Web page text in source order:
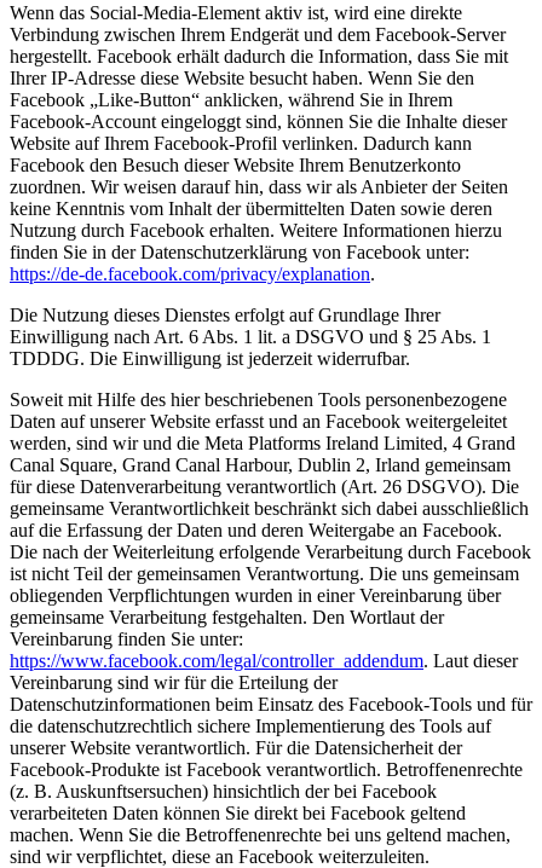
Wenn das Social-Media-Element aktiv ist, wird eine direkte
Verbindung zwischen Ihrem Endgerät und dem Facebook-Server
hergestellt. Facebook erhält dadurch die Information, dass Sie mit
Ihrer IP-Adresse diese Website besucht haben. Wenn Sie den
Facebook „Like-Button“ anklicken, während Sie in Ihrem
Facebook-Account eingeloggt sind, können Sie die Inhalte dieser
Website auf Ihrem Facebook-Profil verlinken. Dadurch kann
Facebook den Besuch dieser Website Ihrem Benutzerkonto
zuordnen. Wir weisen darauf hin, dass wir als Anbieter der Seiten
keine Kenntnis vom Inhalt der übermittelten Daten sowie deren
Nutzung durch Facebook erhalten. Weitere Informationen hierzu
finden Sie in der Datenschutzerklärung von Facebook unter:
https://de-de.facebook.com/privacy/explanation.
Die Nutzung dieses Dienstes erfolgt auf Grundlage Ihrer
Einwilligung nach Art. 6 Abs. 1 lit. a DSGVO und § 25 Abs. 1
TDDDG. Die Einwilligung ist jederzeit widerrufbar.
Soweit mit Hilfe des hier beschriebenen Tools personenbezogene
Daten auf unserer Website erfasst und an Facebook weitergeleitet
werden, sind wir und die Meta Platforms Ireland Limited, 4 Grand
Canal Square, Grand Canal Harbour, Dublin 2, Irland gemeinsam
für diese Datenverarbeitung verantwortlich (Art. 26 DSGVO). Die
gemeinsame Verantwortlichkeit beschränkt sich dabei ausschließlich
auf die Erfassung der Daten und deren Weitergabe an Facebook.
Die nach der Weiterleitung erfolgende Verarbeitung durch Facebook
ist nicht Teil der gemeinsamen Verantwortung. Die uns gemeinsam
obliegenden Verpflichtungen wurden in einer Vereinbarung über
gemeinsame Verarbeitung festgehalten. Den Wortlaut der
Vereinbarung finden Sie unter:
https://www.facebook.com/legal/controller_addendum. Laut dieser
Vereinbarung sind wir für die Erteilung der
Datenschutzinformationen beim Einsatz des Facebook-Tools und für
die datenschutzrechtlich sichere Implementierung des Tools auf
unserer Website verantwortlich. Für die Datensicherheit der
Facebook-Produkte ist Facebook verantwortlich. Betroffenenrechte
(z. B. Auskunftsersuchen) hinsichtlich der bei Facebook
verarbeiteten Daten können Sie direkt bei Facebook geltend
machen. Wenn Sie die Betroffenenrechte bei uns geltend machen,
sind wir verpflichtet, diese an Facebook weiterzuleiten.